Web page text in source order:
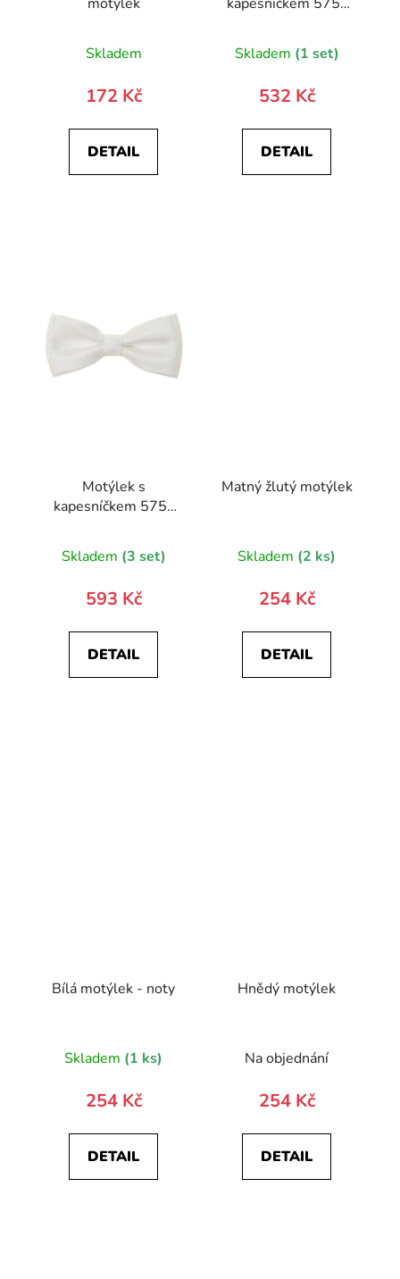
Skladem
172 Kč
DETAIL
Skladem (1 set)
532 Kč
DETAIL
Motýlek s
kapesníčkem 575-
Skladem (3 set)
593 Kč
DETAIL
Matný žlutý motýlek
Skladem (2 ks)
254 Kč
DETAIL
Bílá motýlek - noty
Skladem (1 ks)
254 Kč
DETAIL
Hnědý motýlek
Na objednání
254 Kč
DETAIL